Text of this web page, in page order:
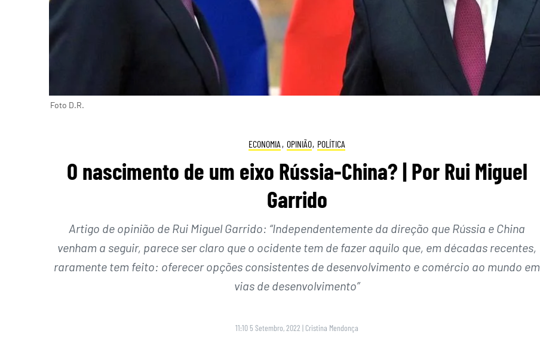
Foto D.R.
ECONOMIA , OPINIÃO, POLÍTICA
O nascimento de um eixo Rússia-China? | Por Rui Miguel
Garrido
Artigo de opinião de Rui Miguel Garrido: “Independentemente da direção que Rússia e China
venham a seguir, parece ser claro que o ocidente tem de fazer aquilo que, em décadas recentes,
raramente tem feito: oferecer opções consistentes de desenvolvimento e comércio ao mundo em
vias de desenvolvimento”
11:10 5 Setembro, 2022 | Cristina Mendonça